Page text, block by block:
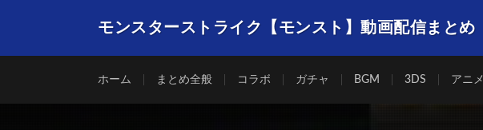
モンスターストライク【モンスト】動画配信まとめ
ホーム まとめ全般 コラボ ガチャ BGM 3DS アニメ